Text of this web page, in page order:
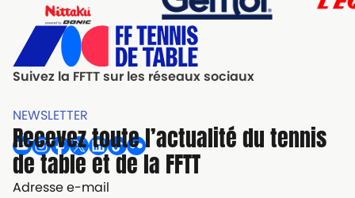
Suivez la FFTT sur les réseaux sociaux
NEWSLETTER
Recevez toute l’actualité du tennis
de table et de la FFTT
Adresse e-mail